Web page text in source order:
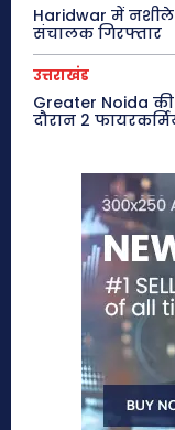
Haridwar में नशीले
संचालक गिरफ्तार
उत्तराखंड
Greater Noida
दौरान 2